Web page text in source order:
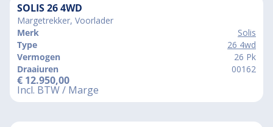
SOLIS 26 4WD
Margetrekker, Voorlader
Merk
Solis
Type
26 4wd
Vermogen
26 Pk
Draaiuren
00162
€ 12.950,00
Incl. BTW / Marge